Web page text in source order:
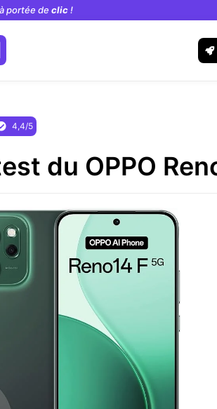
portée de clic!
4,4/5
du OPPO